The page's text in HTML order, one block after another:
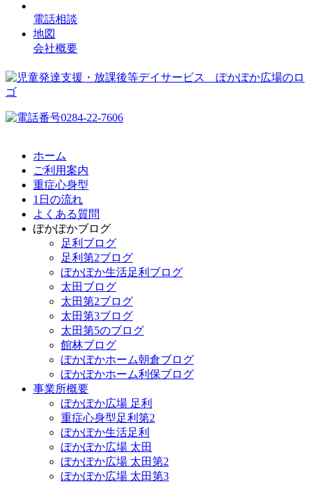
電話相談
地図
会社概要
ホーム
ご利用案内
重症心身型
1日の流れ
よくある質問
ぽかぽかブログ
足利ブログ
足利第2ブログ
ぽかぽか生活足利ブログ
太田ブログ
太田第2ブログ
太田第3ブログ
太田第5のブログ
館林ブログ
ぽかぽかホーム朝倉ブログ
ぽかぽかホーム利保ブログ
事業所概要
ぽかぽか広場 足利
重症心身型足利第2
ぽかぽか生活足利
ぽかぽか広場 太田
ぽかぽか広場 太田第2
ぽかぽか広場 太田第3